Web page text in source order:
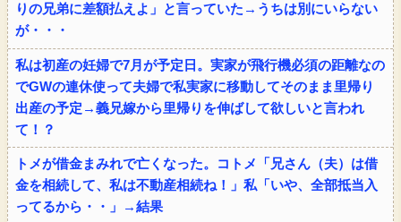
りの兄弟に差額払えよ」と言っていた→うちは別にいらない
が・・・
私は初産の妊婦で7月が予定日。実家が飛行機必須の距離なの
でGWの連休使って夫婦で私実家に移動してそのまま里帰り
出産の予定→義兄嫁から里帰りを伸ばして欲しいと言われ
て！？
トメが借金まみれで亡くなった。コトメ「兄さん（夫）は借
金を相続して、私は不動産相続ね！」私「いや、全部抵当入
ってるから・・」→結果